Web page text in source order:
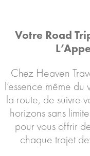
Votre Road
Chez Heaven
l’essence même
la route, de suivre
horizons sans
pour vous offrir
chaque trajet